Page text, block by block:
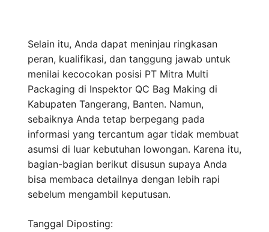
Selain itu, Anda dapat meninjau ringkasan
peran, kualifikasi, dan tanggung jawab untuk
menilai kecocokan posisi PT Mitra Multi
Packaging di Inspektor QC Bag Making di
Kabupaten Tangerang, Banten. Namun,
sebaiknya Anda tetap berpegang pada
informasi yang tercantum agar tidak membuat
asumsi di luar kebutuhan lowongan. Karena itu,
bagian-bagian berikut disusun supaya Anda
bisa membaca detailnya dengan lebih rapi
sebelum mengambil keputusan.
Tanggal Diposting: